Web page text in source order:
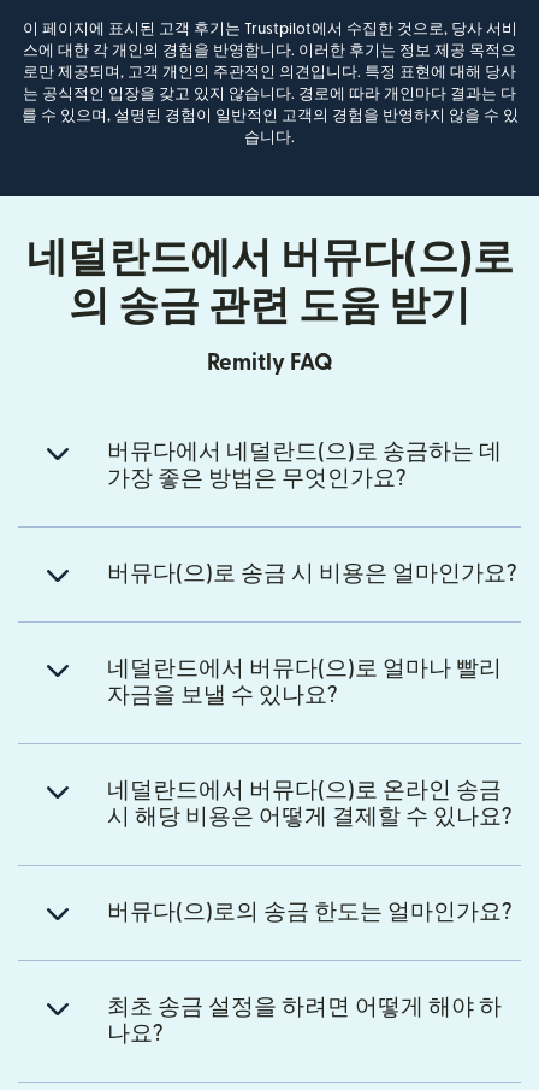
이 페이지에 표시된 고객 후기는 Trustpilot에서 수집한 것으로, 당사 서비
스에 대한 각 개인의 경험을 반영합니다. 이러한 후기는 정보 제공 목적으
로만 제공되며, 고객 개인의 주관적인 의견입니다. 특정 표현에 대해 당사
는 공식적인 입장을 갖고 있지 않습니다. 경로에 따라 개인마다 결과는 다
를 수 있으며, 설명된 경험이 일반적인 고객의 경험을 반영하지 않을 수 있
습니다.
네덜란드에서 버뮤다(으)로
의 송금 관련 도움 받기
Remitly FAQ
버뮤다에서 네덜란드(으)로 송금하는 데
가장 좋은 방법은 무엇인가요?
버뮤다(으)로 송금 시 비용은 얼마인가요?
네덜란드에서 버뮤다(으)로 얼마나 빨리
자금을 보낼 수 있나요?
네덜란드에서 버뮤다(으)로 온라인 송금
시 해당 비용은 어떻게 결제할 수 있나요?
버뮤다(으)로의 송금 한도는 얼마인가요?
최초 송금 설정을 하려면 어떻게 해야 하
나요?